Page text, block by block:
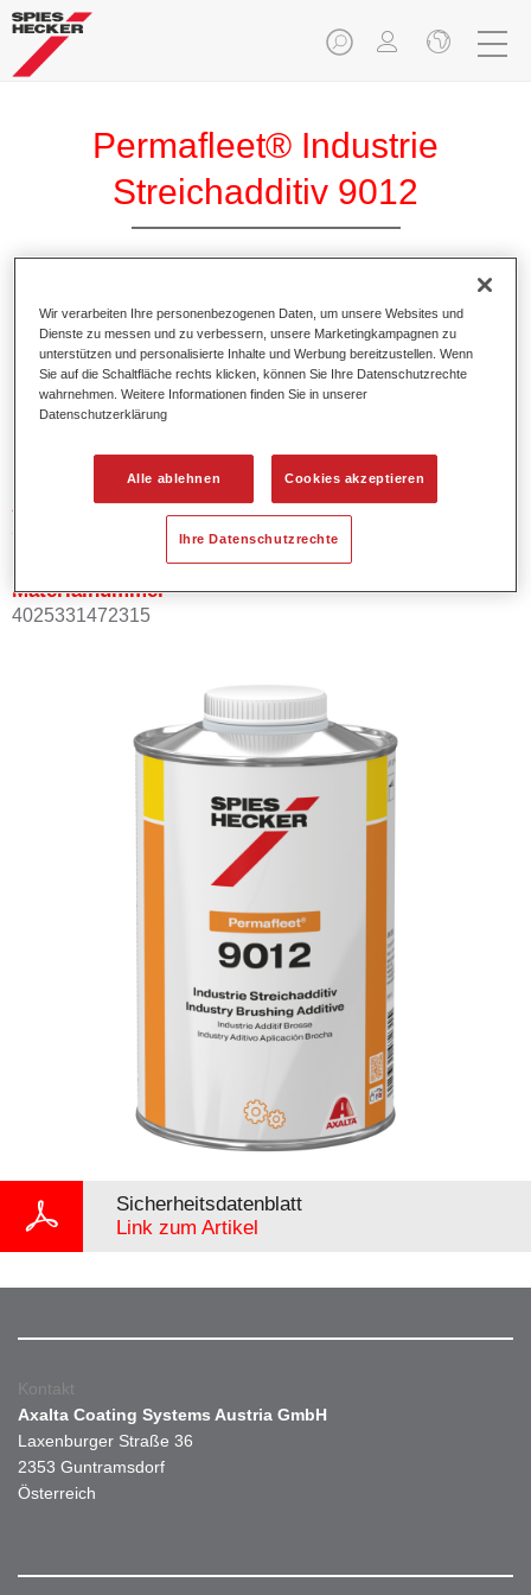
Permafleet® Industrie
Streichadditiv 9012
Produktmerkmale
Produktvariante
Artikelnummer
35090120
Materialnummer
4025331472315
Sicherheitsdatenblatt
Link zum Artikel
Kontakt
Axalta Coating Systems Austria GmbH
Laxenburger Straße 36
2353 Guntramsdorf
Österreich
Wir verarbeiten Ihre personenbezogenen Daten, um unsere Websites und
Dienste zu messen und zu verbessern, unsere Marketingkampagnen zu
unterstützen und personalisierte Inhalte und Werbung bereitzustellen. Wenn
Sie auf die Schaltfläche rechts klicken, können Sie Ihre Datenschutzrechte
wahrnehmen. Weitere Informationen finden Sie in unserer
Datenschutzerklärung
Alle ablehnen Cookies akzeptieren
Ihre Datenschutzrechte